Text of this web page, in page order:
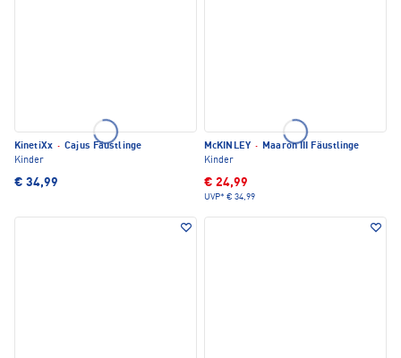
KinetiXx · Cajus Fäustlinge
Kinder
€ 34,99
McKINLEY · Maaron III Fäustlinge
Kinder
€ 24,99
UVP* € 34,99